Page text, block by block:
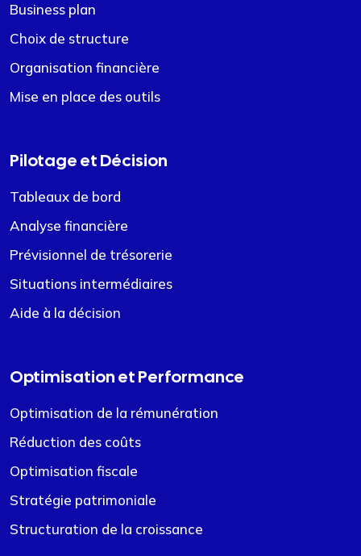
Business plan
Choix de structure
Organisation financière
Mise en place des outils
Pilotage et Décision
Tableaux de bord
Analyse financière
Prévisionnel de trésorerie
Situations intermédiaires
Aide à la décision
Optimisation et Performance
Optimisation de la rémunération
Réduction des coûts
Optimisation fiscale
Stratégie patrimoniale
Structuration de la croissance